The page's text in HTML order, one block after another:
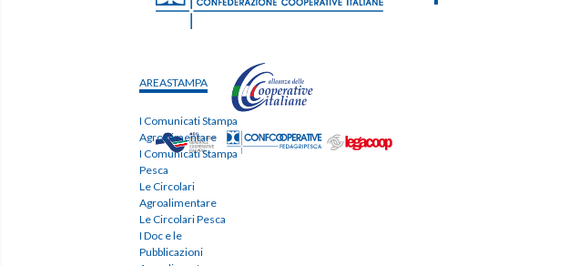
AREASTAMPA
I Comunicati Stampa
Agroalimentare
I Comunicati Stampa
Pesca
Le Circolari
Agroalimentare
Le Circolari Pesca
I Doc e le
Pubblicazioni